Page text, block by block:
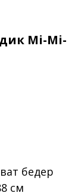
Мі-Мі-
бедер
см